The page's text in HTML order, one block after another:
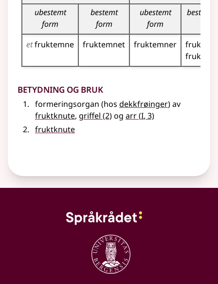
ubestemt
form
bestemt
form
ubestemt
form
bestemt
etfruktemne fruktemnet fruktemner
Betydning og bruk
formeringsorgan (hos dekkfrøinger) av
fruktknute, griffel (2)og arr(1
I, 3)
fruktknute